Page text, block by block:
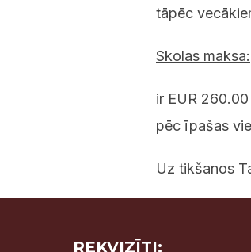
tāpēc
Skolas maksa:
ir EUR
pēc īpašas
Uz tikšanos
REKVIZĪTI: